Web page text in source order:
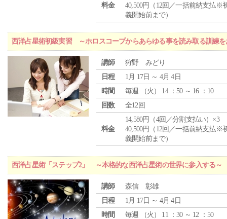
料金
40,500円（12回／一括前納支払※
義開始前まで）
西洋占星術初級実習 ～ホロスコープからあらゆる事を読み取る訓練を
講師
狩野 みどり
日程
1月 17日 ～ 4月 4日
時間
毎週 （火 ） 14 ：50 ～ 16 ：10
回数
全12回
料金
14,580円（4回／分割支払い）×3
40,500円（12回／一括前納支払※
義開始前まで）
西洋占星術「ステップ2」 ～本格的な西洋占星術の世界に参入する～
講師
森信 彰雄
日程
1月 17日 ～ 4月 4日
時間
毎週 （火 ） 11 ：30 ～ 12 ：50